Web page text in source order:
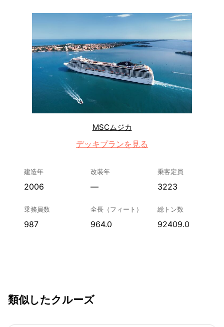
MSCムジカ
デッキプランを見る
建造年
2006
改装年
—
乗客定員
3223
乗務員数
987
全長（フィート）
964.0
総トン数
92409.0
類似したクルーズ